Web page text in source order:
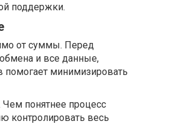
поддержки.
от суммы. Перед
и все данные,
помогает минимизировать
понятнее процесс
контролировать весь